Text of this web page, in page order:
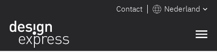
Contact Nederland